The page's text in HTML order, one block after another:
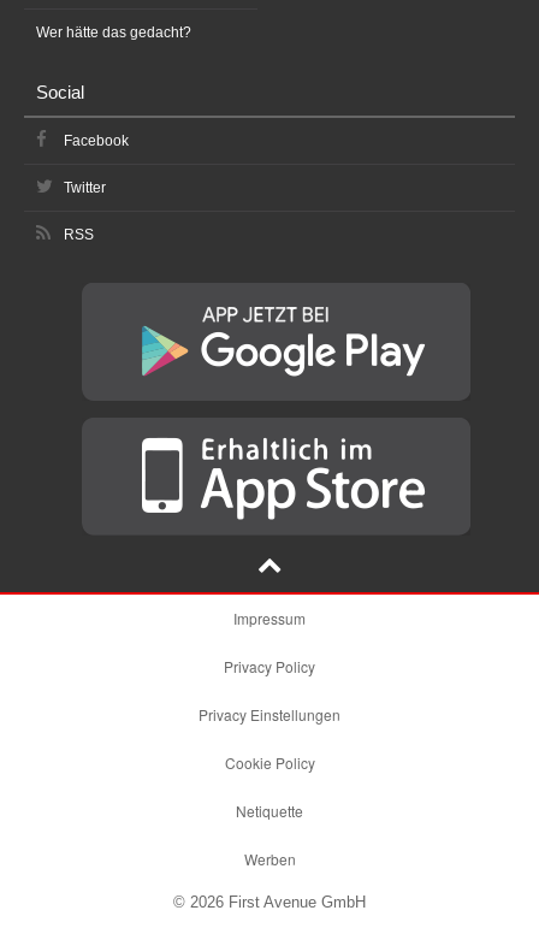
Wer hätte das gedacht?
Social
Facebook
Twitter
RSS
Impressum
Privacy Policy
Privacy Einstellungen
Cookie Policy
Netiquette
Werben
© 2026 First Avenue GmbH